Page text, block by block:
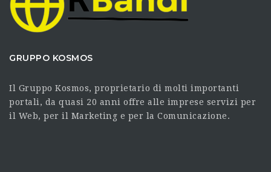
GRUPPO KOSMOS
Il Gruppo Kosmos, proprietario di molti importanti
portali, da quasi 20 anni offre alle imprese servizi per
il Web, per il Marketing e per la Comunicazione.